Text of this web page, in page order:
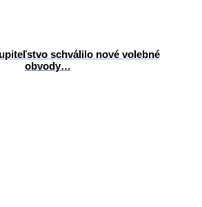
schválilo nové volebné
obvody…